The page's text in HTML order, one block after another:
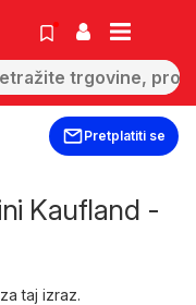
Pretplatiti se
Kaufland -
taj izraz.